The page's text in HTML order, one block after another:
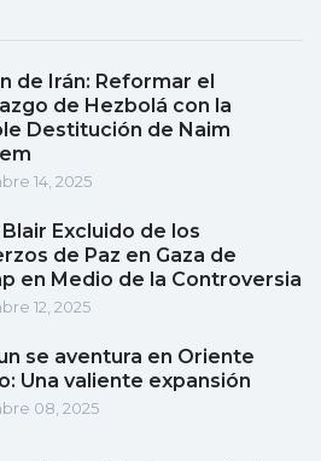
de Irán: Reformar el
de Hezbolá con la
Destitución de Naim
14, 2025
Excluido de los
de Paz en Gaza de
en Medio de la Controversia
12, 2025
se aventura en Oriente
Una valiente expansión
08, 2025